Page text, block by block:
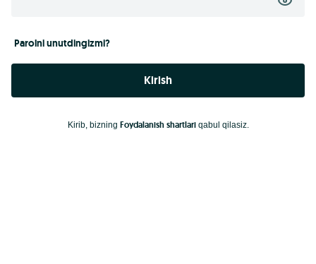
Parolni unutdingizmi?
Kirish
Kirib, bizning Foydalanish shartlariqabul qilasiz.